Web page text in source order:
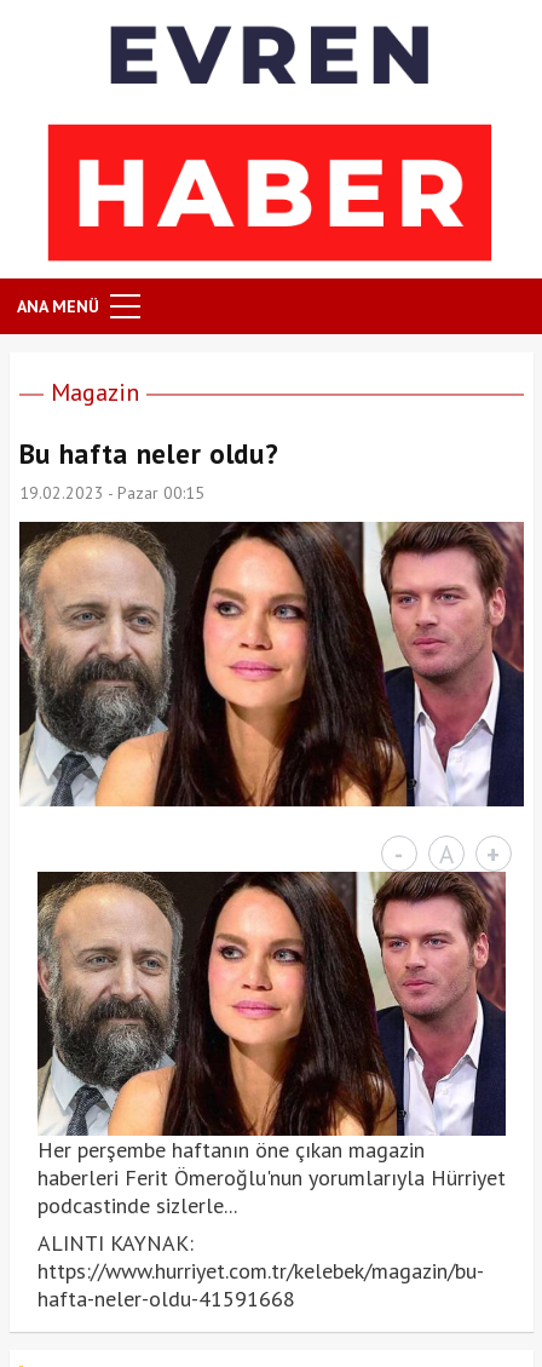
ANA MENÜ
Magazin
Bu hafta neler oldu?
19.02.2023 - Pazar 00:15
- A +
Her perşembe haftanın öne çıkan magazin
haberleri Ferit Ömeroğlu'nun yorumlarıyla Hürriyet
podcastinde sizlerle...
ALINTI KAYNAK:
https://www.hurriyet.com.tr/kelebek/magazin/bu-
hafta-neler-oldu-41591668